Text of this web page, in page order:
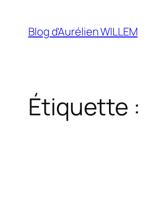
contenu
Blog d'Aurélien WILLEM
Étiquette :